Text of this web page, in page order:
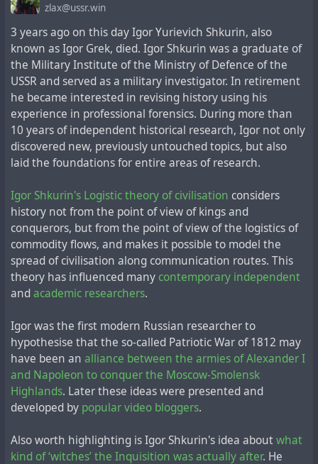
# infosec metaprogramming # opensource
# revision# rust#software# stategov#usa
военного следователя привёл его к выводам о том,
что не только комическая программа США
изначально была во многом сфальсифицирована, но
и космическая программа СССР. При этом, материалы
по программе США он публиковал открыто на своём
сайте, а большинство материалов по программе СССР
публиковал только для друзей в своём живом
журнале. Незадолго до кончины, Игорь задумал
написать и опубликовать на бумаге эксклюзивно-
ограниченным тиражом книгу об истории освоения
этот проект, лишь частично обнародовав материалы
книги в живом журнале с ограниченным доступом
только для друзей. Некогда данная присяга уже
несуществующей советской родине ограничивала
беспристрастного исследователя от открытой
публикации своих многочисленных материалов по
этой теме. В любом случае,
анализе доступных материалов, он не скрывал и
сообщал открыто:
"Развивая психологический эффект от запуска
первого искусственного спутника Земли в 1957 году,
СССР встал на путь подлога пилотируемых
полетов и изобразил "первенство в освоении
тужились как дети "и мы тоже", а затем
zlax@ussr.win
3 years ago on this day Igor Yurievich Shkurin, also
known as Igor Grek, died. Igor Shkurin was a graduate of
the Military Institute of the Ministry of Defence of the
USSR and served as a military investigator. In retirement
he became interested in revising history using his
experience in professional forensics. During more than
10 years of independent historical research, Igor not only
discovered new, previously untouched topics, but also
laid the foundations for entire areas of research.
Igor Shkurin's Logistic theory of civilisation considers
history not from the point of view of kings and
conquerors, but from the point of view of the logistics of
commodity flows, and makes it possible to model the
spread of civilisation along communication routes. This
theory has influenced many contemporary independent
andacademic researchers.
Igor was the first modern Russian researcher to
hypothesise that the so-called Patriotic War of 1812 may
have been an alliance between the armies of Alexander I
and Napoleon to conquer the Moscow-Smolensk
Highlands. Later these ideas were presented and
developed by popular video bloggers.
Also worth highlighting is Igor Shkurin's idea aboutwhat
kind of ‘witches’ the Inquisition was actually after. He